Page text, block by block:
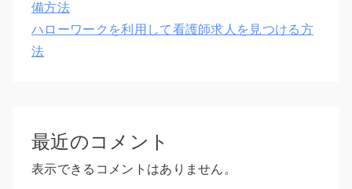
備方法
ハローワークを利用して看護師求人を見つける方
法
最近のコメント
表示できるコメントはありません。